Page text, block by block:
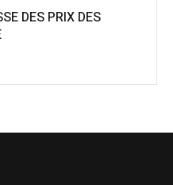
DES PRIX DES